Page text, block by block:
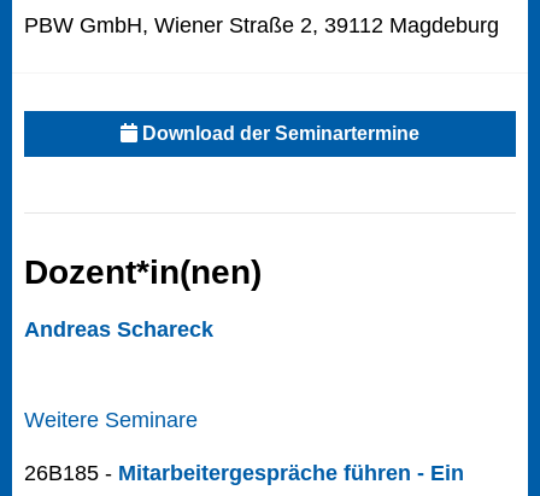
PBW GmbH, Wiener Straße 2, 39112 Magdeburg
Download der Seminartermine
Dozent*in(nen)
Andreas Schareck
Weitere Seminare
26B185 - Mitarbeitergespräche führen - Ein